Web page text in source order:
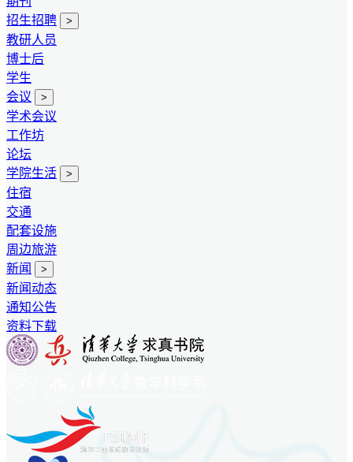
招生招聘
>
教研人员
博士后
学生
会议
>
学术会议
工作坊
论坛
学院生活
>
住宿
交通
配套设施
周边旅游
新闻
>
新闻动态
通知公告
资料下载